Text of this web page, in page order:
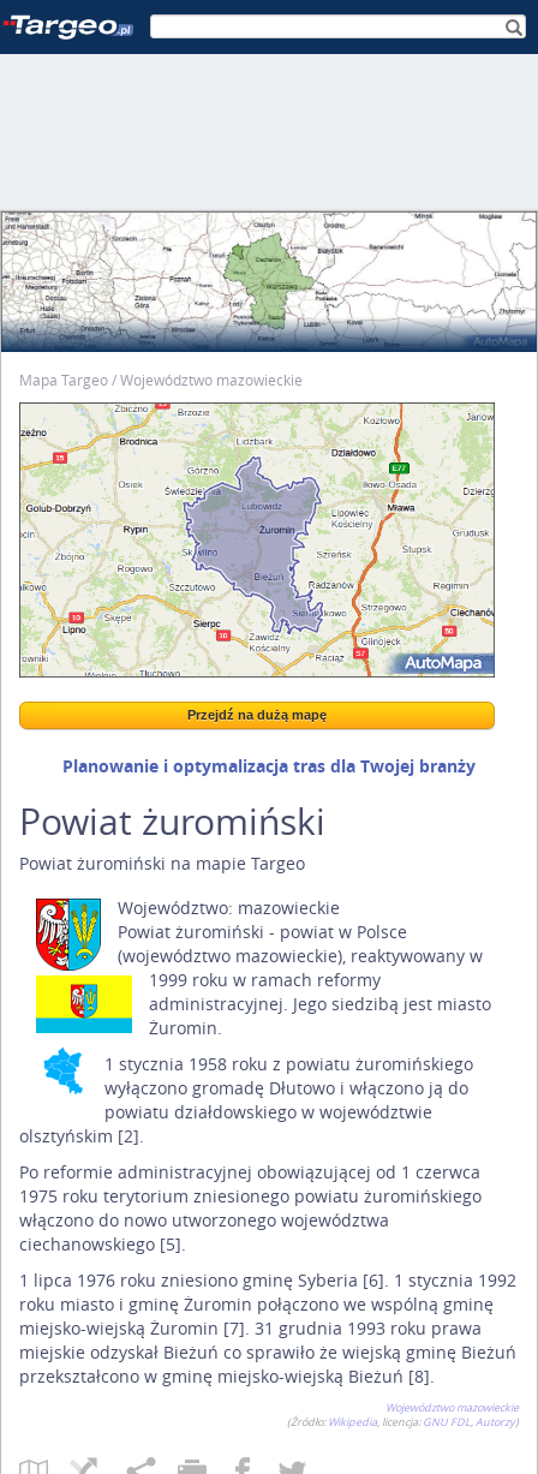
Mapa Targeo Województwo mazowieckie
Wstaw tę mapkę na swoją stronę
Przejdź na dużą mapę
Przejdź na dużą mapę
Planowanie i optymalizacja tras dla Twojej branży
Powiat żuromiński
Powiat żuromiński na mapie Targeo
Województwo: mazowieckie
Powiat żuromiński - powiat w Polsce
(województwo mazowieckie), reaktywowany w
1999 roku w ramach reformy
administracyjnej. Jego siedzibą jest miasto
Żuromin.
1 stycznia 1958 roku z powiatu żuromińskiego
wyłączono gromadę Dłutowo i włączono ją do
powiatu działdowskiego w województwie
olsztyńskim [2].
Po reformie administracyjnej obowiązującej od 1 czerwca
1975 roku terytorium zniesionego powiatu żuromińskiego
włączono do nowo utworzonego województwa
ciechanowskiego [5].
1 lipca 1976 roku zniesiono gminę Syberia [6]. 1 stycznia 1992
roku miasto i gminę Żuromin połączono we wspólną gminę
miejsko-wiejską Żuromin [7]. 31 grudnia 1993 roku prawa
miejskie odzyskał Bieżuń co sprawiło że wiejską gminę Bieżuń
przekształcono w gminę miejsko-wiejską Bieżuń [8].
Województwo mazowieckie
(Źródło:Wikipedia, licencja:GNU FDL,Autorzy)